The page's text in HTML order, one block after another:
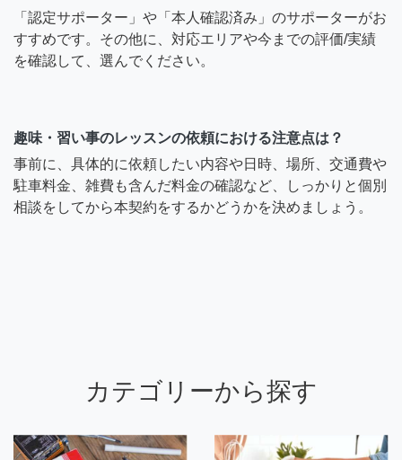
「認定サポーター」や「本人確認済み」のサポーターがお
すすめです。その他に、対応エリアや今までの評価/実績
を確認して、選んでください。
趣味・習い事のレッスンの依頼における注意点は？
事前に、具体的に依頼したい内容や日時、場所、交通費や
駐車料金、雑費も含んだ料金の確認など、しっかりと個別
相談をしてから本契約をするかどうかを決めましょう。
カテゴリーから探す